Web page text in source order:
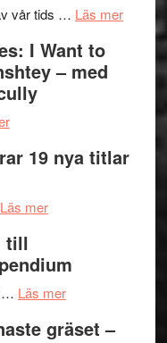
vår tids … Läs merom
Ystad
II
I Want to
– med
om
trailern
The
Files:
I
Want
Believe
19 nya titlar
Läs merom
West
presenterar
nya
till
… Läs merom
Shahab
gräset –